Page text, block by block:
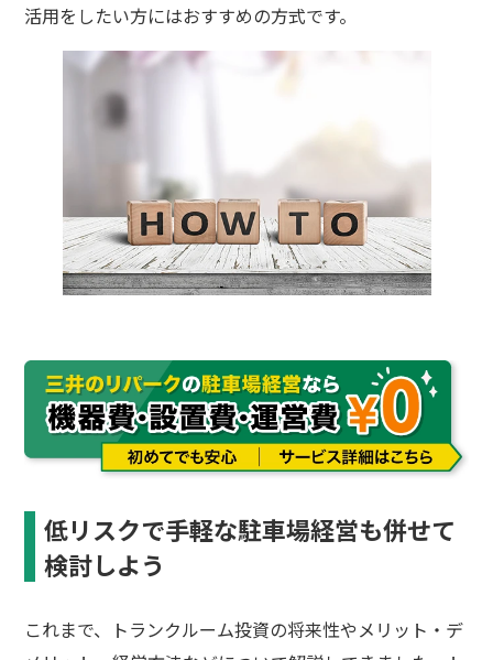
活用をしたい方にはおすすめの方式です。
低リスクで手軽な駐車場経営も併せて
検討しよう
これまで、トランクルーム投資の将来性やメリット・デ